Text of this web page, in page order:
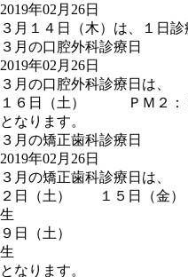
2019年02月26日
３月１４日（木）は、１日診
３月の口腔外科診療日
2019年02月26日
３月の口腔外科診療日は、
１６日（土） ＰＭ２
となります。
３月の矯正歯科診療日
2019年02月26日
３月の矯正歯科診療日は、
２日（土） １５日（
生
９日（土） Ｐ
生
となります。